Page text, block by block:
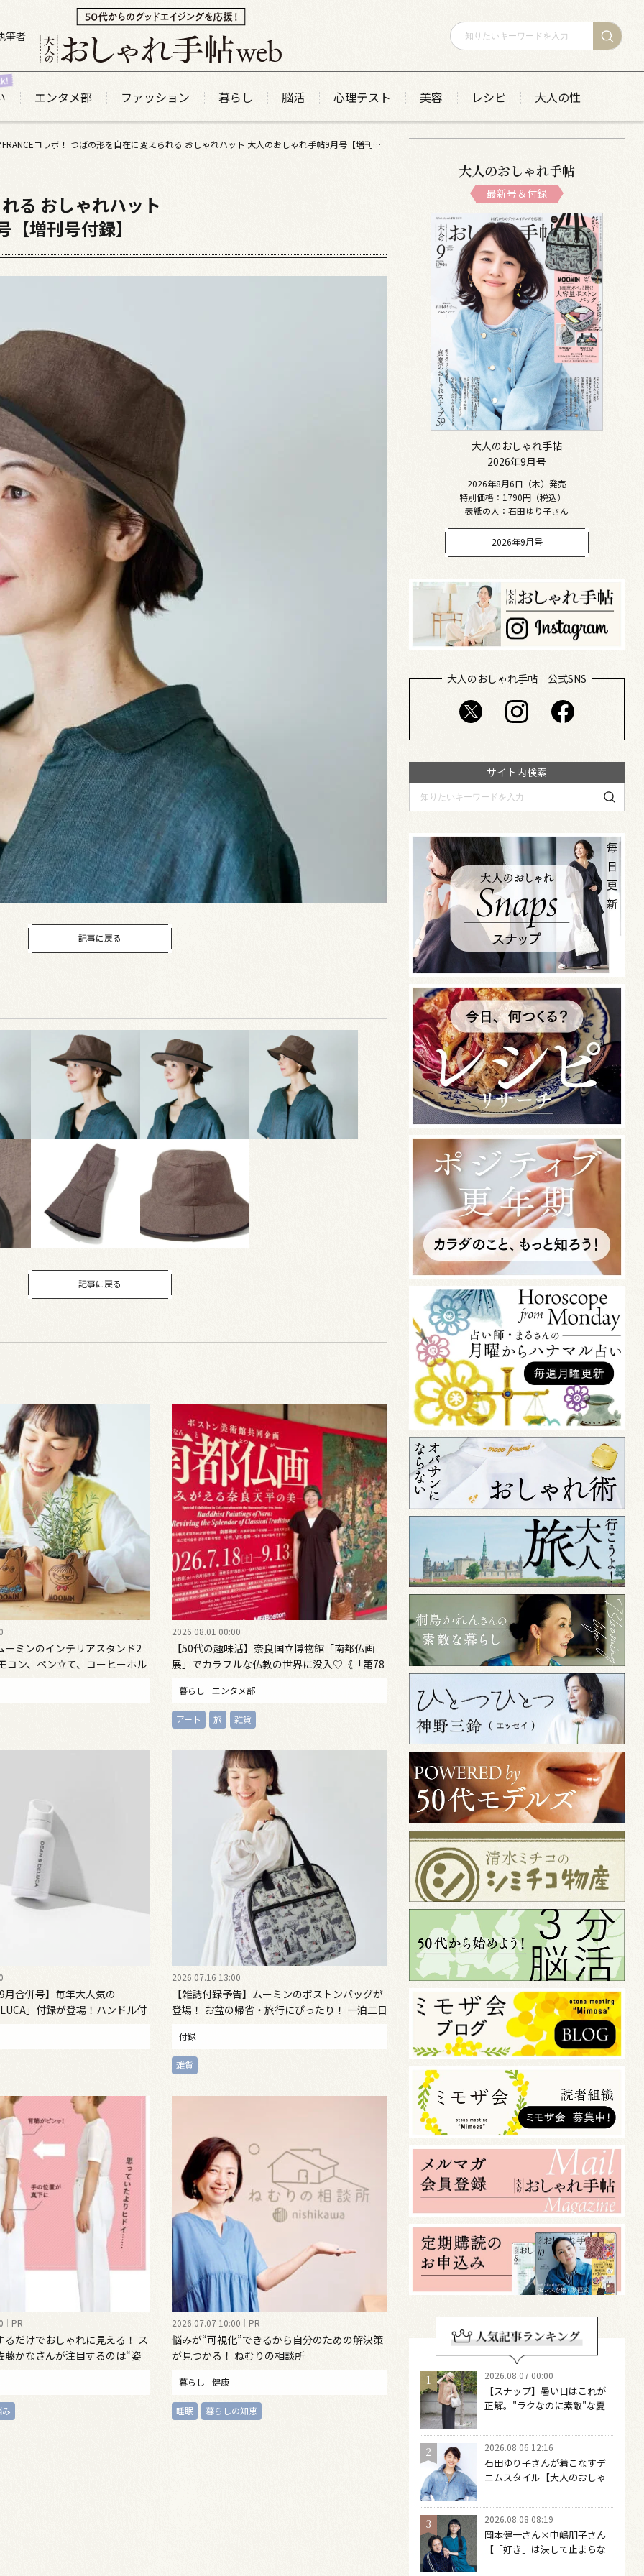
筆者
エンタメ部 ファッション 暮らし 脳活 心理テスト 美容 レシピ 大人の性
H.P.FRANCEコラボ！ つばの形を自在に変えられる おしゃれハット 大人のおしゃれ手帖9月号【増刊号付録】
る おしゃれハット
増刊号付録】
記事に戻る
記事に戻る
ーミンのインテリアスタンド2
コン、ペン立て、コーヒーホル
2026.08.01 00:00
【50代の趣味活】奈良国立博物館「南都仏画
展」でカラフルな仏教の世界に没入♡《「第78
暮らし エンタメ部
アート 旅 雑貨
月合併号】毎年大人気の
」付録が登場！ハンドル付
2026.07.16 13:00
【雑誌付録予告】ムーミンのボストンバッグが
登場！ お盆の帰省・旅行にぴったり！ 一泊二日
日発売
付録
雑貨
PR
るだけでおしゃれに見える！ ス
藤かなさんが注目するのは“姿
2026.07.07 10:00 PR
悩みが“可視化”できるから自分のための解決策
が見つかる！ ねむりの相談所
暮らし 健康
睡眠 暮らしの知恵
大人のおしゃれ手帖
最新号＆付録
大人のおしゃれ手帖
2026年9月号
2026年8月6日（木）発売
特別価格：1790円（税込）
表紙の人：石田ゆり子さん
2026年9月号
大人のおしゃれ手帖 公式SNS
サイト内検索
2026.08.07 00:00
【スナップ】暑い日はこれが
正解。"ラクなのに素敵"な夏
2026.08.06 12:16
石田ゆり子さんが着こなすデ
ニムスタイル【大人のおしゃ
どファッションは自由になる
2026.08.08 08:19
岡本健一さん×中嶋朋子さん
【「好き」は決して止まらな